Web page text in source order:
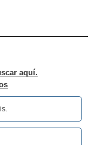
aquí.